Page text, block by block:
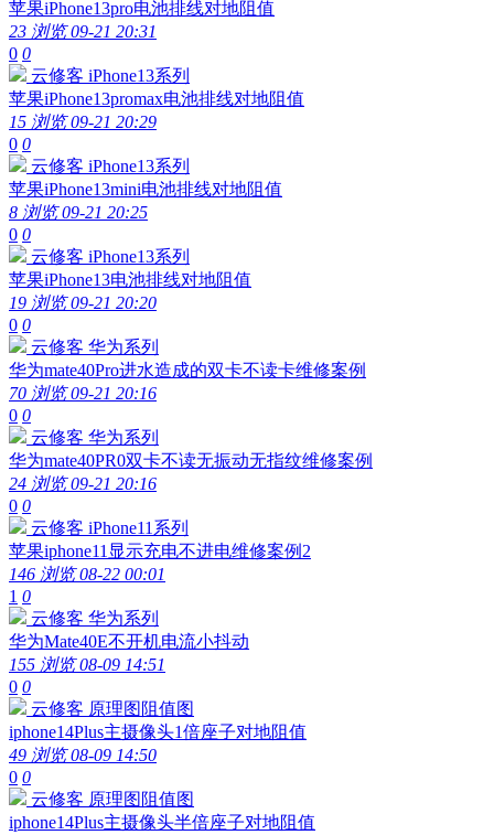
苹果iPhone13pro电池排线对地阻值
23 浏览 09-21 20:31
0 0
云修客 iPhone13系列
苹果iPhone13promax电池排线对地阻值
15 浏览 09-21 20:29
0 0
云修客 iPhone13系列
苹果iPhone13mini电池排线对地阻值
8 浏览 09-21 20:25
0 0
云修客 iPhone13系列
苹果iPhone13电池排线对地阻值
19 浏览 09-21 20:20
0 0
云修客 华为系列
华为mate40Pro进水造成的双卡不读卡维修案例
70 浏览 09-21 20:16
0 0
云修客 华为系列
华为mate40PR0双卡不读无振动无指纹维修案例
24 浏览 09-21 20:16
0 0
云修客 iPhone11系列
苹果iphone11显示充电不进电维修案例2
146 浏览 08-22 00:01
1 0
云修客 华为系列
华为Mate40E不开机电流小抖动
155 浏览 08-09 14:51
0 0
云修客 原理图阻值图
iphone14Plus主摄像头1倍座子对地阻值
49 浏览 08-09 14:50
0 0
云修客 原理图阻值图
iphone14Plus主摄像头半倍座子对地阻值